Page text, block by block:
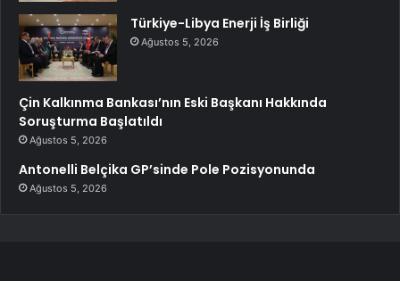
Türkiye-Libya Enerji İş Birliği
Ağustos 5, 2026
Çin Kalkınma Bankası’nın Eski Başkanı Hakkında
Soruşturma Başlatıldı
Ağustos 5, 2026
Antonelli Belçika GP’sinde Pole Pozisyonunda
Ağustos 5, 2026